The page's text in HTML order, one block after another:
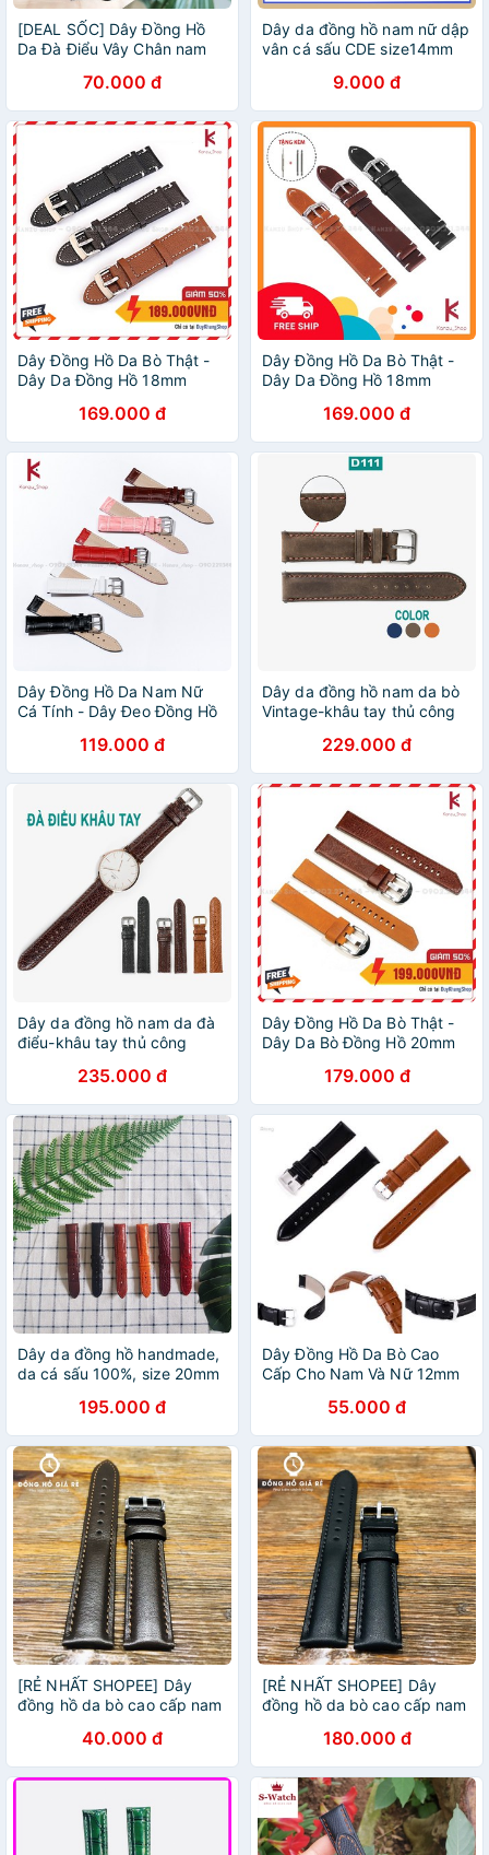
[DEAL SỐC] Dây Đồng Hồ
Da Đà Điểu Vây Chân nam
70.000 đ
Dây da đồng hồ nam nữ dập
vân cá sấu CDE size14mm
9.000 đ
Dây Đồng Hồ Da Bò Thật -
Dây Da Đồng Hồ 18mm
169.000 đ
Dây Đồng Hồ Da Bò Thật -
Dây Da Đồng Hồ 18mm
169.000 đ
Dây Đồng Hồ Da Nam Nữ
Cá Tính - Dây Đeo Đồng Hồ
18mm 20mm 22mm 24mm
119.000 đ
Dây da đồng hồ nam da bò
Vintage-khâu tay thủ công
22mm, 24mm-Bụi leather
229.000 đ
Dây da đồng hồ nam da đà
điểu-khâu tay thủ công
22mm, 24mm-Bụi leather
235.000 đ
Dây Đồng Hồ Da Bò Thật -
Dây Da Bò Đồng Hồ 20mm
179.000 đ
Dây da đồng hồ handmade,
da cá sấu 100%, size 20mm
195.000 đ
Dây Đồng Hồ Da Bò Cao
Cấp Cho Nam Và Nữ 12mm
55.000 đ
[RẺ NHẤT SHOPEE] Dây
đồng hồ da bò cao cấp nam
40.000 đ
[RẺ NHẤT SHOPEE] Dây
đồng hồ da bò cao cấp nam
180.000 đ